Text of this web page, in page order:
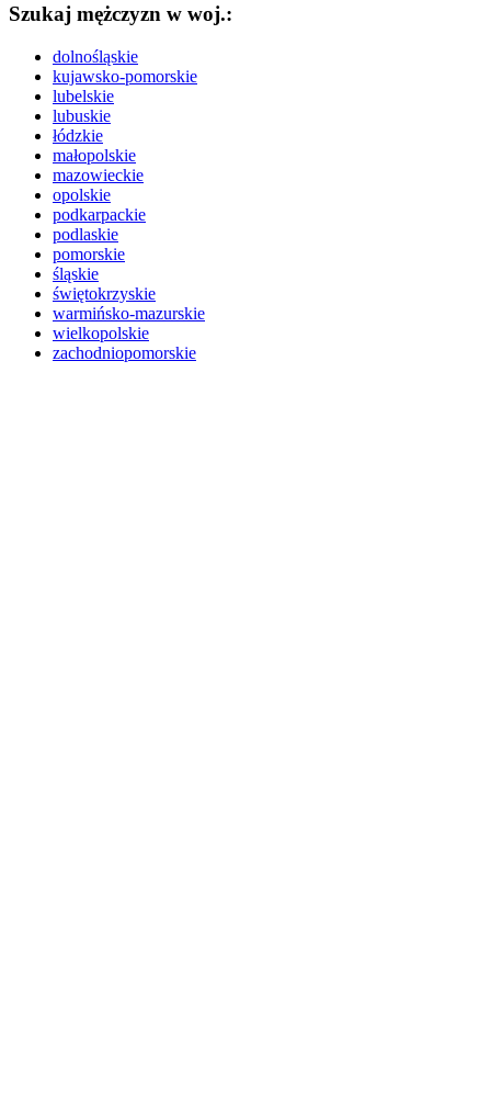
Szukaj mężczyzn w woj.:
dolnośląskie
kujawsko-pomorskie
lubelskie
lubuskie
łódzkie
małopolskie
mazowieckie
opolskie
podkarpackie
podlaskie
pomorskie
śląskie
świętokrzyskie
warmińsko-mazurskie
wielkopolskie
zachodniopomorskie